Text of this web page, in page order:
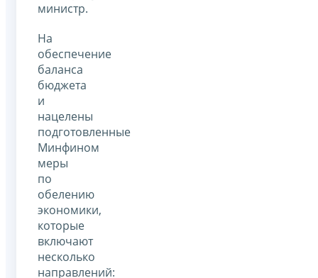
министр.
На
обеспечение
баланса
бюджета
и
нацелены
подготовленные
Минфином
меры
по
обелению
экономики,
которые
включают
несколько
направлений: